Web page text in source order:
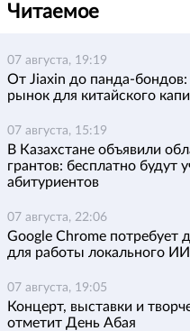
Читаемое
07 августа, 19:19
От Jiaxin до панда-бондов:
рынок для китайского
07 августа, 15:19
В Казахстане объявили
грантов: бесплатно будут
абитуриентов
07 августа, 22:06
Google Chrome потребует
для работы локального ИИ
07 августа, 19:05
Концерт, выставки и
отметит День Абая